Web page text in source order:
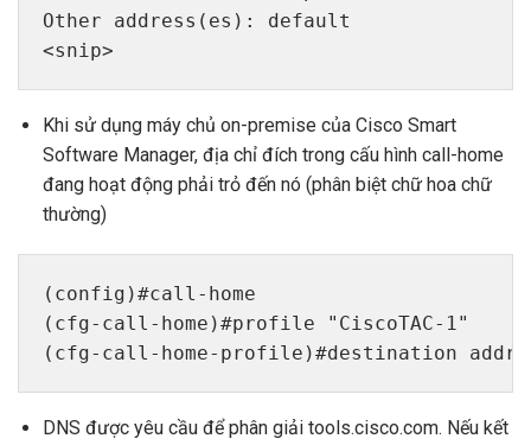
Other address(es): default
<snip>
Khi sử dụng máy chủ on-premise của Cisco Smart
Software Manager, địa chỉ đích trong cấu hình call-home
đang hoạt động phải trỏ đến nó (phân biệt chữ hoa chữ
thường)
(config)#call-home
(cfg-call-home)#profile "CiscoTAC-1"
(cfg-call-home-profile)#destination
DNS được yêu cầu để phân giải tools.cisco.com. Nếu kết